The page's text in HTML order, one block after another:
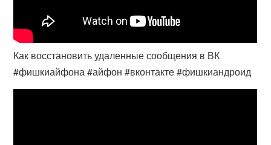
Как восстановить удаленные сообщения в ВК
#фишкиайфона #айфон #вконтакте #фишкиандроид